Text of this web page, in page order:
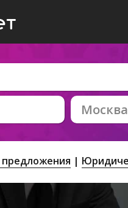
Москва
предложения